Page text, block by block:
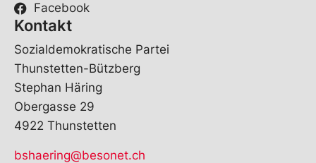
Facebook
Kontakt
Sozialdemokratische Partei
Thunstetten-Bützberg
Stephan Häring
Obergasse 29
4922 Thunstetten
bshaering@besonet.ch